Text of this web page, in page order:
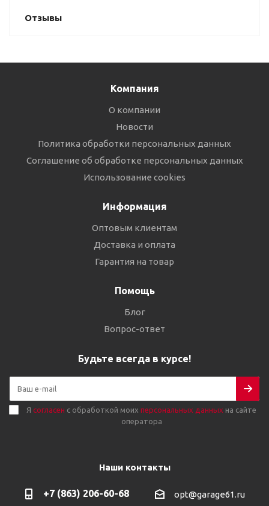
Отзывы
Компания
О компании
Новости
Политика обработки персональных данных
Соглашение об обработке персональных данных
Использование cookies
Информация
Оптовым клиентам
Доставка и оплата
Гарантия на товар
Помощь
Блог
Вопрос-ответ
Будьте всегда в курсе!
Я согласен с обработкой моих персональных данных на сайте
оператора
Наши контакты
+7 (863) 206-60-68 opt@garage61.ru